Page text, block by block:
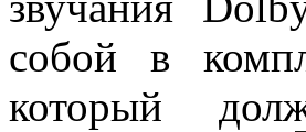
собой в
который